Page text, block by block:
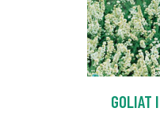
GOLIAT